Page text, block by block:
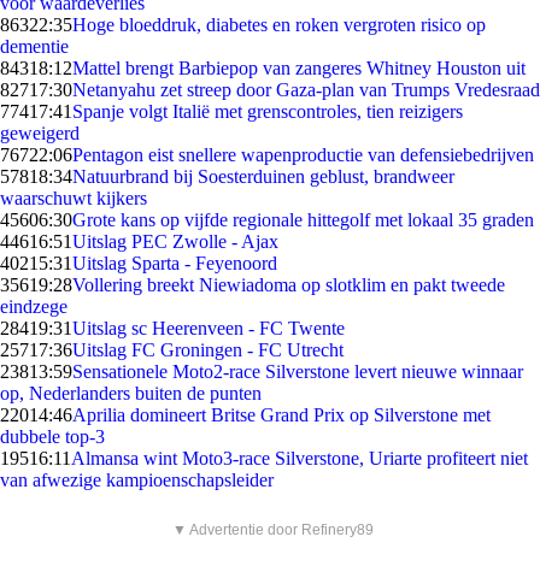
86322:35Hoge bloeddruk, diabetes en roken vergroten risico op
dementie
84318:12Mattel brengt Barbiepop van zangeres Whitney Houston uit
82717:30Netanyahu zet streep door Gaza-plan van Trumps Vredesraad
77417:41 Spanje volgt Italië met grenscontroles, tien reizigers
geweigerd
76722:06Pentagon eist snellere wapenproductie van defensiebedrijven
57818:34Natuurbrand bij Soesterduinen geblust, brandweer
waarschuwt kijkers
45606:30Grote kans op vijfde regionale hittegolf met lokaal 35 graden
44616:51Uitslag PEC Zwolle - Ajax
40215:31Uitslag Sparta - Feyenoord
35619:28Vollering breekt Niewiadoma op slotklim en pakt tweede
eindzege
28419:31Uitslag sc Heerenveen - FC Twente
25717:36Uitslag FC Groningen - FC Utrecht
23813:59Sensationele Moto2-race Silverstone levert nieuwe winnaar
op, Nederlanders buiten de punten
22014:46Aprilia domineert Britse Grand Prix op Silverstone met
dubbele top-3
19516:11 Almansa wint Moto3-race Silverstone, Uriarte profiteert niet
van afwezige kampioenschapsleider
▼ Advertentie door Refinery89